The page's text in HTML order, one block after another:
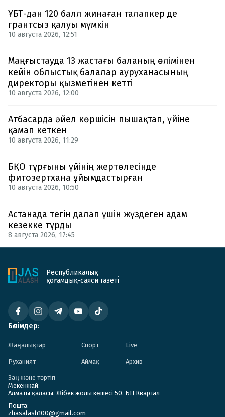
ҰБТ-дан 120 балл жинаған талапкер де
грантсыз қалуы мүмкін
10 августа 2026, 12:51
Маңғыстауда 13 жастағы баланың өлімінен
кейін облыстық балалар ауруханасының
директоры қызметінен кетті
10 августа 2026, 12:00
Атбасарда әйел көршісін пышақтап, үйіне
қамап кеткен
10 августа 2026, 11:29
БҚО тұрғыны үйінің жертөлесінде
фитозертхана ұйымдастырған
10 августа 2026, 10:50
Астанада тегін далап үшін жүздеген адам
кезекке тұрды
8 августа 2026, 17:45
Республикалық
қоғамдық-саяси газеті
Бөлімдер:
Жаңалықтар Спорт Live
Руханият Аймақ Архив
Заң және тәртіп
Мекенжай:
Алматы қаласы. Жібек жолы көшесі 50. БЦ Квартал
Пошта:
zhasalash100@gmail.com